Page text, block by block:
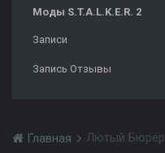
Моды S.T.A.L.K.E.R. 2
Записи
Запись Отзывы
Главная Лютый Бюрер